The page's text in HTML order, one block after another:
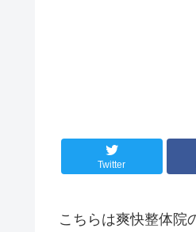
Twitter
こちらは爽快整体院